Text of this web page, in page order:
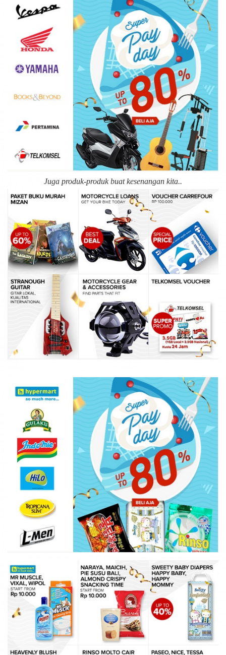
Juga produk-produk buat kesenangan kita..